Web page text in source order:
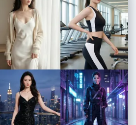
Surface Extend:**
must show the **top surface** of the
sand), as if the camera is looking down
3D Title:** The **
as **massive, cinematic 3D
ON this extended terrain surface in the
to pack 5-7 scenes from bottom to
the "Infinite
on a hill; the ground at your feet doesn't
continues. That's the bottom edge view. 2.
3, 4, 5